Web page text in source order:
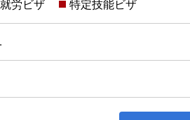
就労ビザ 特定技能ビザ